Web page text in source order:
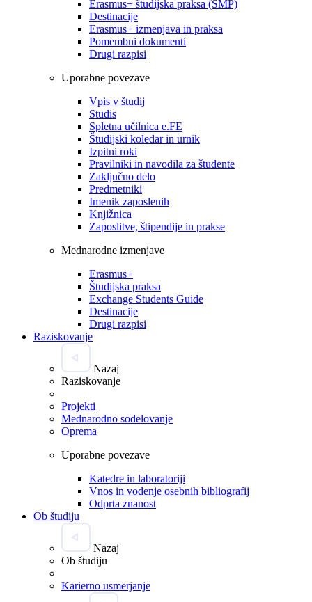
Erasmus+ študijska praksa (SMP)
Destinacije
Erasmus+ izmenjava in praksa
Pomembni dokumenti
Drugi razpisi
Uporabne povezave
Vpis v študij
Studis
Spletna učilnica e.FE
Študijski koledar in urnik
Izpitni roki
Pravilniki in navodila za študente
Zaključno delo
Predmetniki
Imenik zaposlenih
Knjižnica
Zaposlitve, štipendije in prakse
Mednarodne izmenjave
Erasmus+
Študijska praksa
Exchange Students Guide
Destinacije
Drugi razpisi
Raziskovanje
Nazaj
Raziskovanje
Projekti
Mednarodno sodelovanje
Oprema
Uporabne povezave
Katedre in laboratoriji
Vnos in vodenje osebnih bibliografij
Odprta znanost
Ob študiju
Nazaj
Ob študiju
Karierno usmerjanje